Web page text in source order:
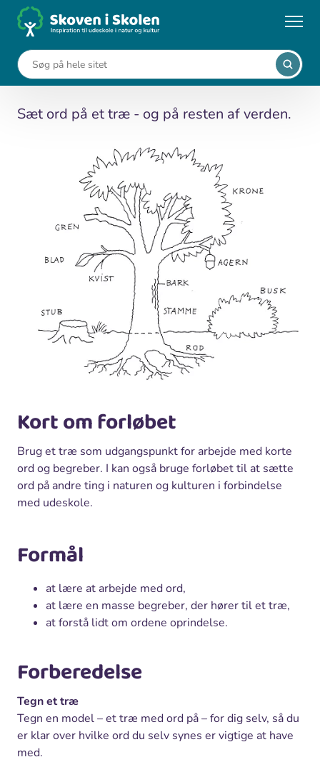
... Undervisningsforløb Sæt ord på et træ
Sæt ord på et træ
Sæt ord på et træ - og på resten af verden.
Kort om forløbet
Brug et træ som udgangspunkt for arbejde med korte
ord og begreber. I kan også bruge forløbet til at sætte
ord på andre ting i naturen og kulturen i forbindelse
med udeskole.
Formål
at lære at arbejde med ord,
at lære en masse begreber, der hører til et træ,
at forstå lidt om ordene oprindelse.
Forberedelse
Tegn et træ
Tegn en model – et træ med ord på – for dig selv, så du
er klar over hvilke ord du selv synes er vigtige at have
med.